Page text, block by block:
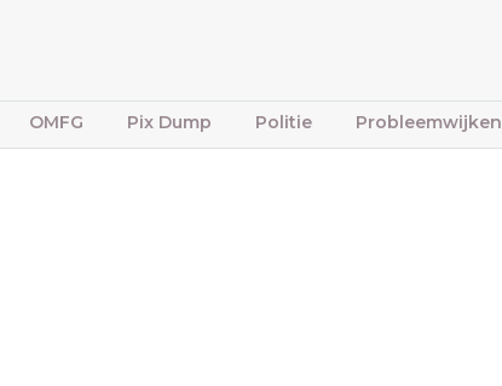
OMFG Pix Dump Politie Probleemwijken